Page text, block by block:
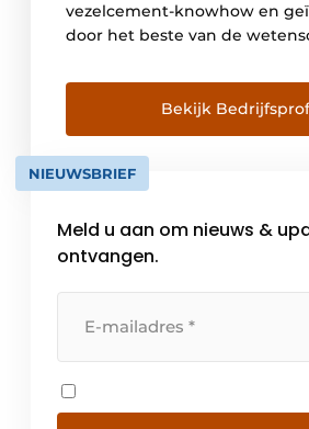
vezelcement-knowhow en
door het beste van de
mooi en veilig. Een natuurlijk
Cedral Terrace is een
van vezelcement, afgestemd
kleurschakeringen van de
verkrijgbaar in […]
Bekijk
NIEUWSBRIEF
Meld u aan om nieuws &
ontvangen.